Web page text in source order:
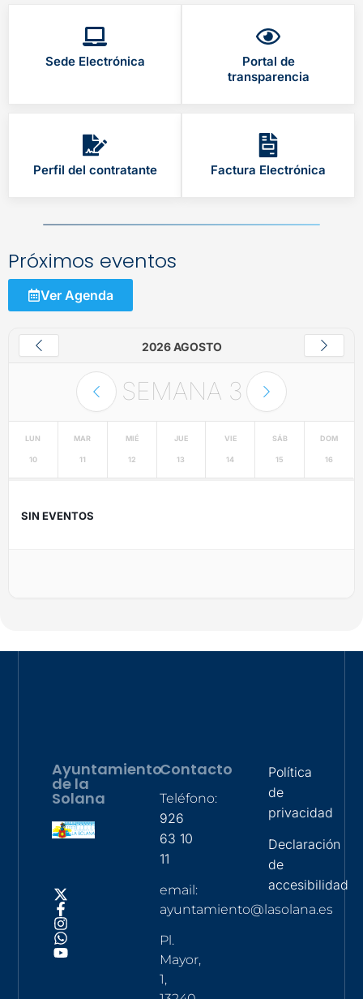
Sede Electrónica
Portal de
transparencia
Perfil del contratante Factura Electrónica
Próximos eventos
Ver Agenda
2026 AGOSTO
SEMANA 3
LUN
10
MAR
11
MIÉ
12
JUE
13
VIE
14
SÁB
15
DOM
16
SIN EVENTOS
Ayuntamiento
de la
Solana
Contacto
Teléfono:
926
63 10
11
email:
ayuntamiento@lasolana.es
Pl.
Mayor,
1,
Política
de
privacidad
Declaración
de
accesibilidad